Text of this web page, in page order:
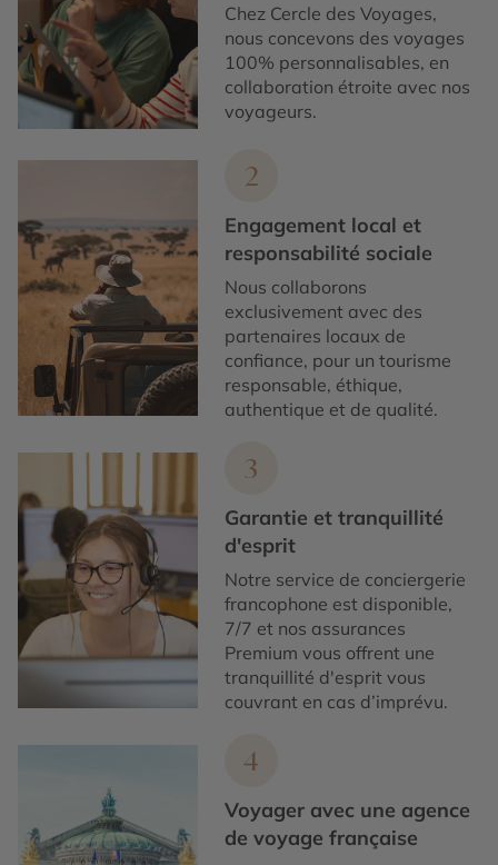
Chez Cercle des Voyages,
nous concevons des voyages
100% personnalisables, en
collaboration étroite avec nos
voyageurs.
2
Engagement local et
responsabilité sociale
Nous collaborons
exclusivement avec des
partenaires locaux de
confiance, pour un tourisme
responsable, éthique,
authentique et de qualité.
3
Garantie et tranquillité
d'esprit
Notre service de conciergerie
francophone est disponible,
7/7 et nos assurances
Premium vous offrent une
tranquillité d'esprit vous
couvrant en cas d’imprévu.
4
Voyager avec une agence
de voyage française